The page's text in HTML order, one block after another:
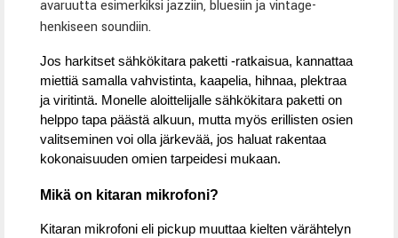
avaruutta esimerkiksi jazziin, bluesiin ja vintage-
henkiseen soundiin.
Jos harkitset sähkökitara paketti -ratkaisua, kannattaa
miettiä samalla vahvistinta, kaapelia, hihnaa, plektraa
ja viritintä. Monelle aloittelijalle sähkökitara paketti on
helppo tapa päästä alkuun, mutta myös erillisten osien
valitseminen voi olla järkevää, jos haluat rakentaa
kokonaisuuden omien tarpeidesi mukaan.
Mikä on kitaran mikrofoni?
Kitaran mikrofoni eli pickup muuttaa kielten värähtelyn